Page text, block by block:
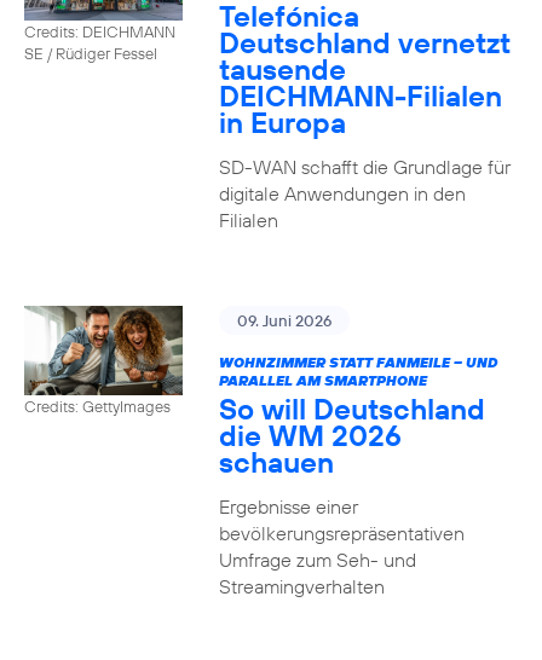
Credits: DEICHMANN
SE / Rüdiger Fessel
Telefónica
Deutschland vernetzt
tausende
DEICHMANN-Filialen
in Europa
SD-WAN schafft die Grundlage für
digitale Anwendungen in den
Filialen
Credits: GettyImages
09. Juni 2026
WOHNZIMMER STATT FANMEILE – UND
PARALLEL AM SMARTPHONE
So will Deutschland
die WM 2026
schauen
Ergebnisse einer
bevölkerungsrepräsentativen
Umfrage zum Seh- und
Streamingverhalten